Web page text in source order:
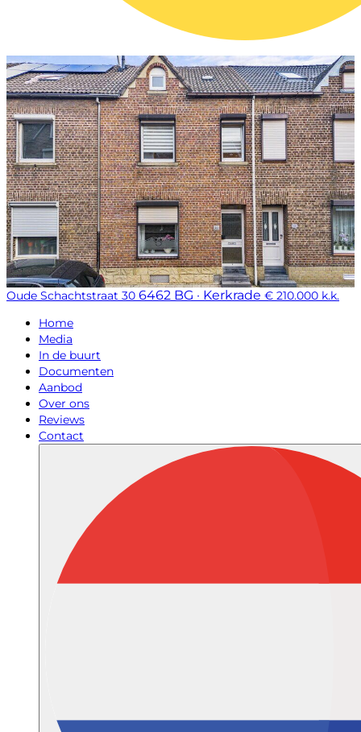
Oude Schachtstraat 30 6462 BG · Kerkrade € 210.000 k.k.
Home
Media
In de buurt
Documenten
Aanbod
Over ons
Reviews
Contact